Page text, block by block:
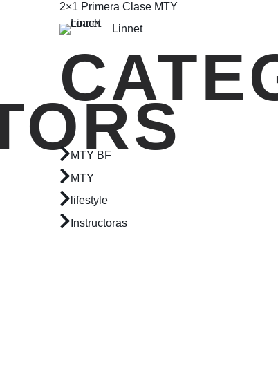
2×1 Primera Clase MTY
Linnet
MTY BF
MTY
lifestyle
Instructoras